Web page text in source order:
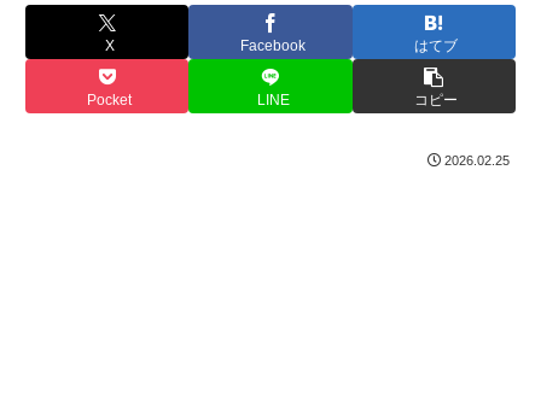
X Facebook はてブ
Pocket LINE コピー
2026.02.25